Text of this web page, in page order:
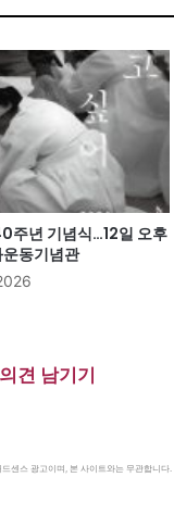
주년 기념식…12일 오후
동기념관
의견 남기기
센스 광고이며, 본 사이트와는 무관합니다.